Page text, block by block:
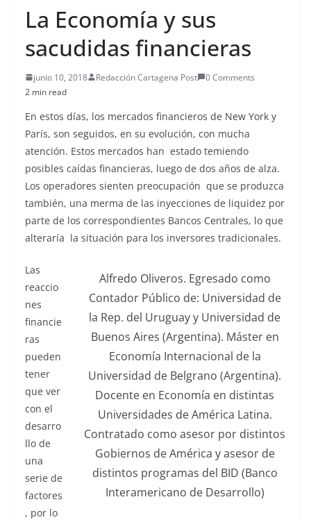
La Economía y sus
sacudidas financieras
junio 10, 2018 Redacción Cartagena Post
0 Comments
2 min read
En estos días, los mercados financieros de New York y
París, son seguidos, en su evolución, con mucha
atención. Estos mercados han estado temiendo
posibles caídas financieras, luego de dos años de alza.
Los operadores sienten preocupación que se produzca
también, una merma de las inyecciones de liquidez por
parte de los correspondientes Bancos Centrales, lo que
alteraría la situación para los inversores tradicionales.
Alfredo Oliveros. Egresado como
Contador Público de: Universidad de
la Rep. del Uruguay y Universidad de
Buenos Aires (Argentina). Máster en
Economía Internacional de la
Universidad de Belgrano (Argentina).
Docente en Economía en distintas
Universidades de América Latina.
Contratado como asesor por distintos
Gobiernos de América y asesor de
distintos programas del BID (Banco
Interamericano de Desarrollo)
Las
reaccio
nes
financie
ras
pueden
tener
que ver
con el
desarro
llo de
una
serie de
factores
, por lo